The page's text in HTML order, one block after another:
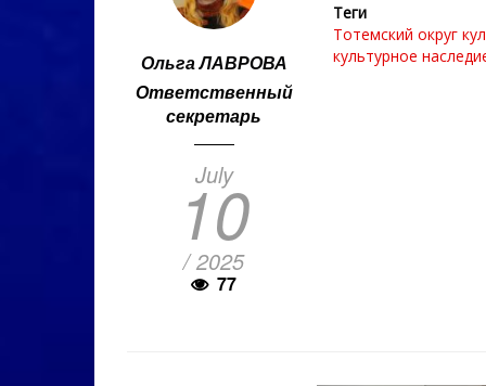
Ольга ЛАВРОВА
Ответственный
секретарь
July
10
/ 2025
77
Теги
Тотемский округ
культурное